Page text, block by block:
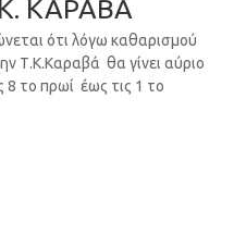
ΚΑΡΑΒΑ
ότι λόγω καθαρισμού
Τ.Κ.Καραβά θα γίνει αύριο
8 το πρωί έως τις 1 το